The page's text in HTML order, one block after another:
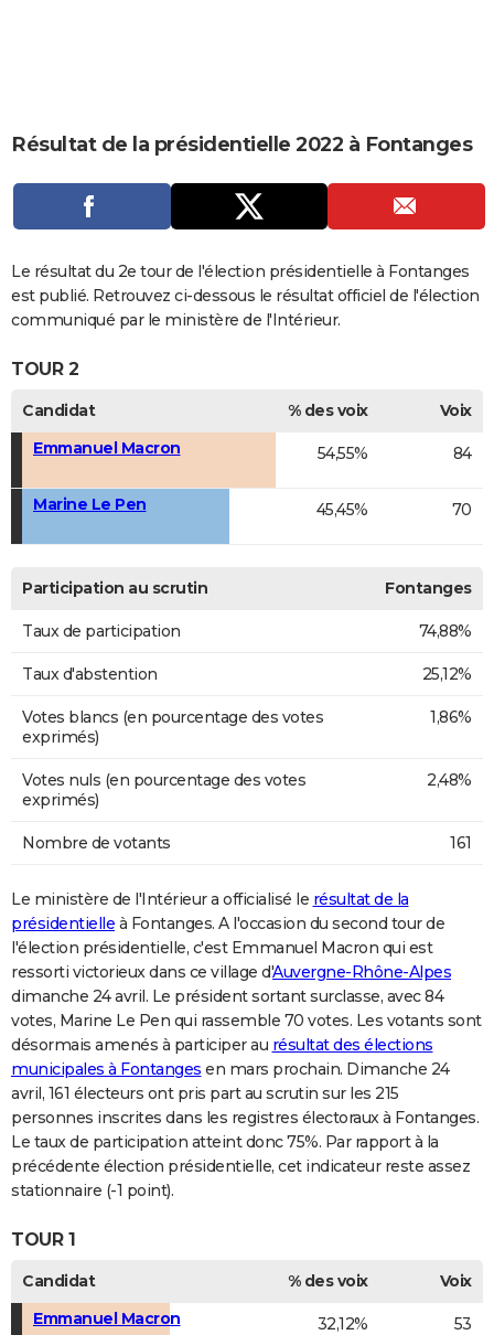
Carte de Noël
Carte Bonne année
Carte Saint-Valentin
Carte Pâques
Carte d'anniversaire
DICTIONNAIRE
COPAINS D'AVANT
Se connecter
Entreprises
Service militaire
Avis de recherche
Résultat de la présidentielle 2022 à Fontanges
Le résultat du 2e tour de l'élection présidentielle à Fontanges
est publié. Retrouvez ci-dessous le résultat officiel de l'élection
communiqué par le ministère de l'Intérieur.
TOUR 2
Candidat % des voix
Voix
Emmanuel Macron
54,55% 84
Marine Le Pen 45,45% 70
Participation au scrutin Fontanges
Taux de participation 74,88%
Taux d'abstention 25,12%
Votes blancs (en pourcentage des votes
exprimés)
1,86%
Votes nuls (en pourcentage des votes
exprimés)
2,48%
Nombre de votants 161
Le ministère de l'Intérieur a officialisé le résultat de la
présidentielle à Fontanges. A l'occasion du second tour de
l'élection présidentielle, c'est Emmanuel Macron qui est
ressorti victorieux dans ce village d'Auvergne-Rhône-Alpes
dimanche 24 avril. Le président sortant surclasse, avec 84
votes, Marine Le Pen qui rassemble 70 votes. Les votants sont
désormais amenés à participer au résultat des élections
municipales à Fontanges en mars prochain. Dimanche 24
avril, 161 électeurs ont pris part au scrutin sur les 215
personnes inscrites dans les registres électoraux à Fontanges.
Le taux de participation atteint donc 75%. Par rapport à la
précédente élection présidentielle, cet indicateur reste assez
stationnaire (-1 point).
TOUR 1
Candidat % des voix
Voix
Emmanuel Macron
32,12% 53